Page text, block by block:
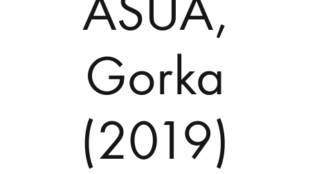
Gorka
(2019)